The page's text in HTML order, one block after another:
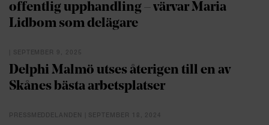
offentlig upphandling – värvar Maria
Lidbom som delägare
| SEPTEMBER 9, 2025
Delphi Malmö utses återigen till en av
Skånes bästa arbetsplatser
PRESSMEDDELANDEN | SEPTEMBER 18, 2024